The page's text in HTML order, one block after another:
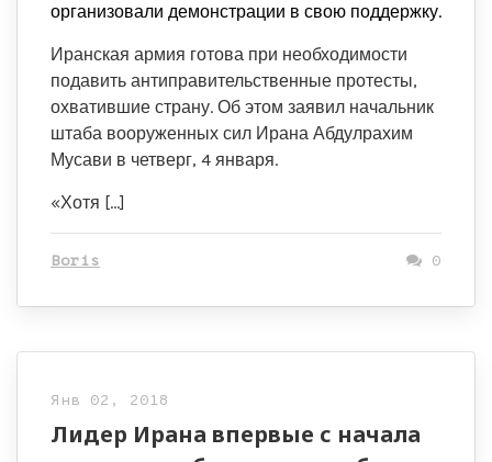
организовали демонстрации в свою поддержку.
Иранская армия готова при необходимости
подавить антиправительственные протесты,
охватившие страну. Об этом заявил начальник
штаба вооруженных сил Ирана Абдулрахим
Мусави в четверг, 4 января.
«Хотя […]
Boris 0
Янв 02, 2018
Лидер Ирана впервые с начала